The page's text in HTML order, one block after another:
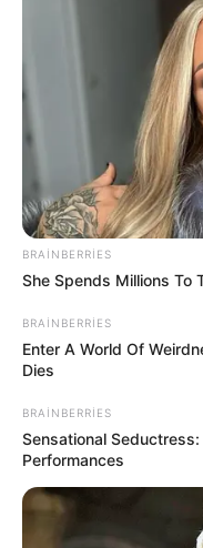
Rusiya Federasiya
müayinədən keçmə
BRAINBERRIES
She Spends Millions To
BRAINBERRIES
Enter A World Of
Dies
BRAINBERRIES
Sensational
Performances